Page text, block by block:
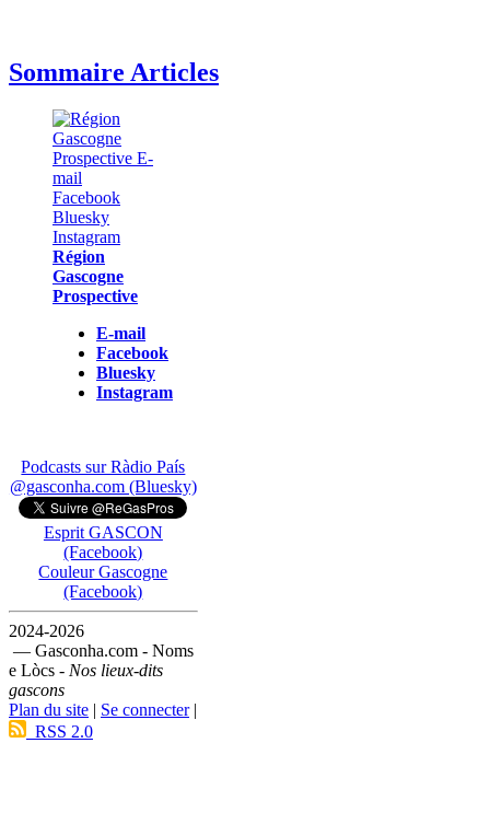
Sommaire Articles
Région
Gascogne
Prospective
E-mail
Facebook
Bluesky
Instagram
Podcasts sur Ràdio País
@gasconha.com (Bluesky)
Esprit GASCON
(Facebook)
Couleur Gascogne
(Facebook)
2024-2026
— Gasconha.com - Noms
e Lòcs - Nos lieux-dits
gascons
Plan du site | Se connecter|
RSS 2.0